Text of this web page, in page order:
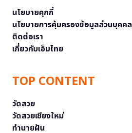
นโยบายคุกกี้
นโยบายการคุ้มครองข้อมูลส่วนบุคคล
ติดต่อเรา
เกี่ยวกับเอ็มไทย
TOP CONTENT
วัดสวย
วัดสวยเชียงใหม่
ทำนายฝัน